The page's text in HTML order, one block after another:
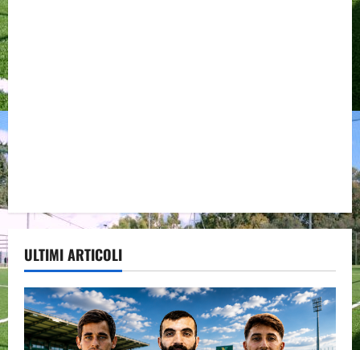
ULTIMI ARTICOLI